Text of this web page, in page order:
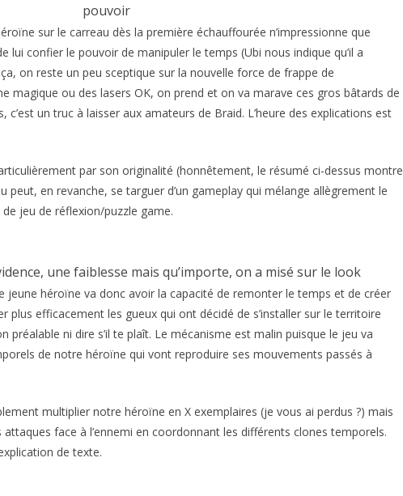
pouvoir
sur le carreau dès la première échauffourée n’impressionne que
lui confier le pouvoir de manipuler le temps (Ubi nous indique qu’il a
on reste un peu sceptique sur la nouvelle force de frappe de
magique ou des lasers OK, on prend et on va marave ces gros bâtards de
c’est un truc à laisser aux amateurs de Braid. L’heure des explications est
par son originalité (honnêtement, le résumé ci-dessus montre
peut, en revanche, se targuer d’un gameplay qui mélange allègrement le
jeu de réflexion/puzzle game.
une faiblesse mais qu’importe, on a misé sur le look
jeune héroïne va donc avoir la capacité de remonter le temps et de créer
plus efficacement les gueux qui ont décidé de s’installer sur le territoire
préalable ni dire s’il te plaît. Le mécanisme est malin puisque le jeu va
de notre héroïne qui vont reproduire ses mouvements passés à
multiplier notre héroïne en X exemplaires (je vous ai perdus ?) mais
face à l’ennemi en coordonnant les différents clones temporels.
de texte.